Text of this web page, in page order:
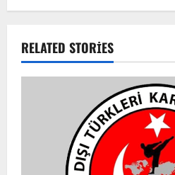
RELATED STORIES